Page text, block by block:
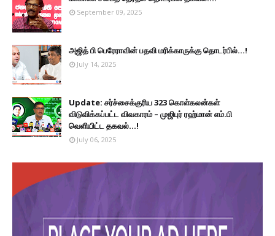
September 09, 2025
அஜித் பி பெரேராவின் பதவி மரிக்காருக்கு தொடர்பில்...!
July 14, 2025
Update: சர்ச்சைக்குரிய 323 கொள்கலன்கள்
விடுவிக்கப்பட்ட விவகாரம் – முஜிபுர் ரஹ்மான் எம்.பி
வெளியிட்ட தகவல்...!
July 06, 2025